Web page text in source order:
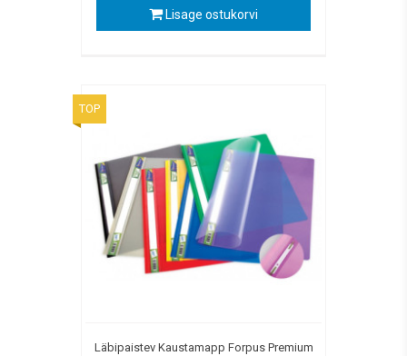
Lisage ostukorvi
TOP
Läbipaistev Kaustamapp Forpus Premium